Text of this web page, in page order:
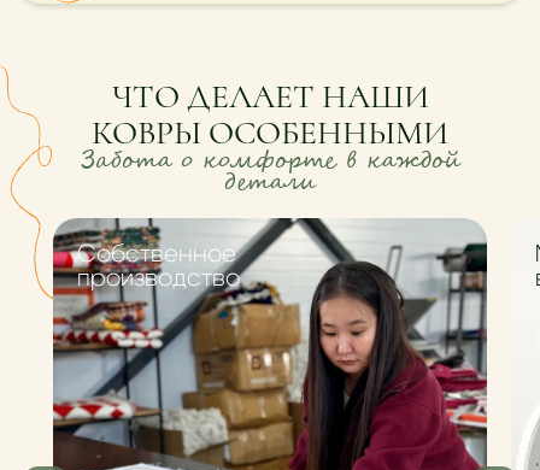
Забота о комфорте в каждой
детали
ЧТО ДЕЛАЕТ НАШИ
КОВРЫ ОСОБЕННЫМИ
Cобственное
производство